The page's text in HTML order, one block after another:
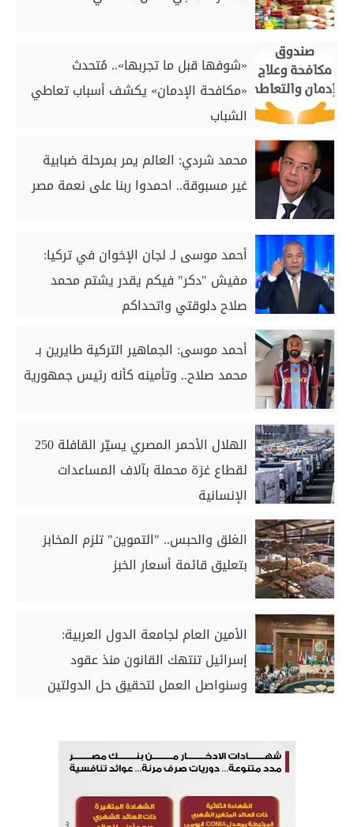
«شوفها قبل ما تجربها».. مُتحدث
«مكافحة الإدمان» يكشف أسباب تعاطي
الشباب
محمد شردي: العالم يمر بمرحلة ضبابية
غير مسبوقة.. احمدوا ربنا على نعمة مصر
أحمد موسى لـ لجان الإخوان في تركيا:
مفيش "دكر" فيكم يقدر يشتم محمد
صلاح دلوقتي واتحداكم
أحمد موسى: الجماهير التركية طايرين بـ
محمد صلاح.. وتأمينه كأنه رئيس جمهورية
الهلال الأحمر المصري يسيّر القافلة 250
لقطاع غزة محملة بآلاف المساعدات
الإنسانية
الغلق والحبس.. "التموين" تلزم المخابز
بتعليق قائمة أسعار الخبز
الأمين العام لجامعة الدول العربية:
إسرائيل تنتهك القانون منذ عقود
وسنواصل العمل لتحقيق حل الدولتين